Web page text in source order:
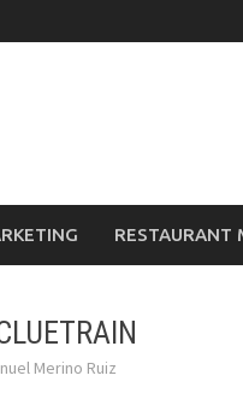
RESTAURANT
Merino Ruiz